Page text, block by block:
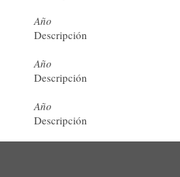
Año
Descripción
Año
Descripción
Año
Descripción